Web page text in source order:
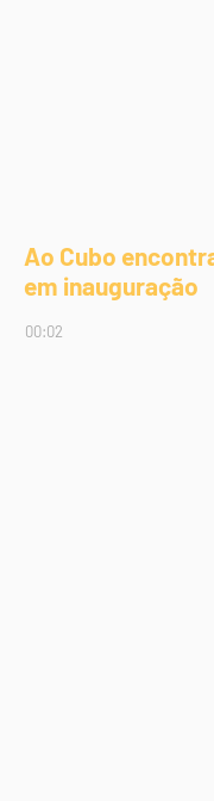
Ao Cubo
em inauguração
00:02